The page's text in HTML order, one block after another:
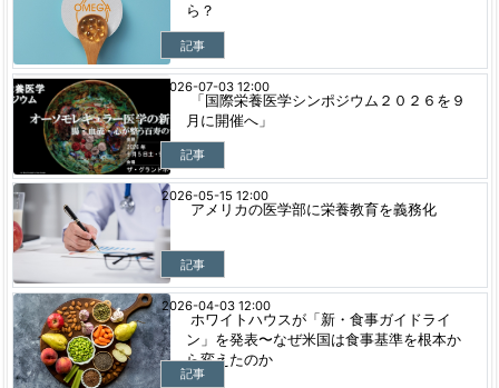
ら？
記事
「国際栄養医学シンポジウム２０２６を９
月に開催へ」
記事
2026-07-03 12:00
アメリカの医学部に栄養教育を義務化
記事
2026-05-15 12:00
ホワイトハウスが「新・食事ガイドライ
ン」を発表〜なぜ米国は食事基準を根本か
ら変えたのか
記事
2026-04-03 12:00